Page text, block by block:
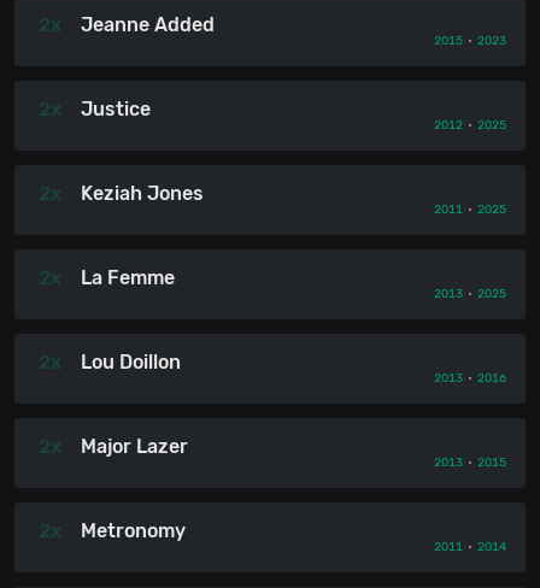
2x Jeanne Added
2015 • 2023
2x Justice
2012 • 2025
2x Keziah Jones
2011 • 2025
2x La Femme
2013 • 2025
2x Lou Doillon
2013 • 2016
2x Major Lazer
2013 • 2015
2x Metronomy
2011 • 2014